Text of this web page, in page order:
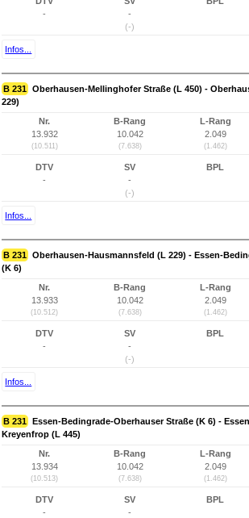
-
-
(-)
Infos...
B 231 Oberhausen-Mellinghofer Straße (L 450) -
229)
Nr.
13.932
(10.511)
B-Rang
10.042
(7.638)
L-Rang
2.049
(1.462)
DTV
-
SV
-
(-)
BPL
Infos...
B 231 Oberhausen-Hausmannsfeld (L 229) - Essen-
(K 6)
Nr.
13.933
(10.512)
B-Rang
10.042
(7.638)
L-Rang
2.049
(1.462)
DTV
-
SV
-
(-)
BPL
Infos...
B 231 Essen-Bedingrade-Oberhauser Straße (K 6) -
Kreyenfrop (L 445)
Nr.
13.934
(10.513)
B-Rang
10.042
(7.638)
L-Rang
2.049
(1.462)
DTV
-
SV
-
BPL